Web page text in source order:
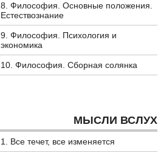
8. Философия. Основные положения.
Естествознание
9. Философия. Психология и
экономика
10. Философия. Сборная солянка
МЫСЛИ ВСЛУХ
1. Все течет, все изменяется